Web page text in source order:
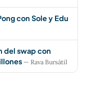
con Sole y Edu
del swap con
— Rava Bursátil